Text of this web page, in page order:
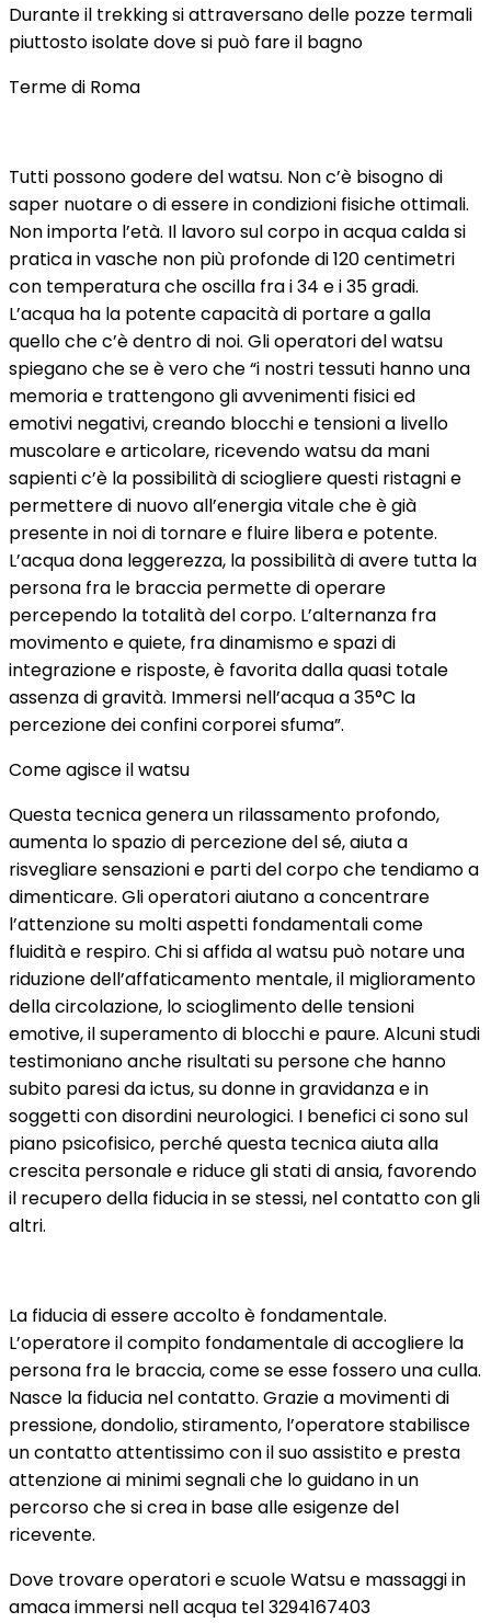
Durante il trekking si attraversano delle pozze termali
piuttosto isolate dove si può fare il bagno
Terme di Roma
Tutti possono godere del watsu. Non c’è bisogno di
saper nuotare o di essere in condizioni fisiche ottimali.
Non importa l’età. Il lavoro sul corpo in acqua calda si
pratica in vasche non più profonde di 120 centimetri
con temperatura che oscilla fra i 34 e i 35 gradi.
L’acqua ha la potente capacità di portare a galla
quello che c’è dentro di noi. Gli operatori del watsu
spiegano che se è vero che “i nostri tessuti hanno una
memoria e trattengono gli avvenimenti fisici ed
emotivi negativi, creando blocchi e tensioni a livello
muscolare e articolare, ricevendo watsu da mani
sapienti c’è la possibilità di sciogliere questi ristagni e
permettere di nuovo all’energia vitale che è già
presente in noi di tornare e fluire libera e potente.
L’acqua dona leggerezza, la possibilità di avere tutta la
persona fra le braccia permette di operare
percependo la totalità del corpo. L’alternanza fra
movimento e quiete, fra dinamismo e spazi di
integrazione e risposte, è favorita dalla quasi totale
assenza di gravità. Immersi nell’acqua a 35°C la
percezione dei confini corporei sfuma”.
Come agisce il watsu
Questa tecnica genera un rilassamento profondo,
aumenta lo spazio di percezione del sé, aiuta a
risvegliare sensazioni e parti del corpo che tendiamo a
dimenticare. Gli operatori aiutano a concentrare
l’attenzione su molti aspetti fondamentali come
fluidità e respiro. Chi si affida al watsu può notare una
riduzione dell’affaticamento mentale, il miglioramento
della circolazione, lo scioglimento delle tensioni
emotive, il superamento di blocchi e paure. Alcuni studi
testimoniano anche risultati su persone che hanno
subito paresi da ictus, su donne in gravidanza e in
soggetti con disordini neurologici. I benefici ci sono sul
piano psicofisico, perché questa tecnica aiuta alla
crescita personale e riduce gli stati di ansia, favorendo
il recupero della fiducia in se stessi, nel contatto con gli
altri.
La fiducia di essere accolto è fondamentale.
L’operatore il compito fondamentale di accogliere la
persona fra le braccia, come se esse fossero una culla.
Nasce la fiducia nel contatto. Grazie a movimenti di
pressione, dondolio, stiramento, l’operatore stabilisce
un contatto attentissimo con il suo assistito e presta
attenzione ai minimi segnali che lo guidano in un
percorso che si crea in base alle esigenze del
ricevente.
Dove trovare operatori e scuole Watsu e massaggi in
amaca immersi nell acqua tel 3294167403